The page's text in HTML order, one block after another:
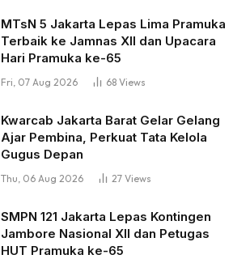
MTsN 5 Jakarta Lepas Lima Pramuka
Terbaik ke Jamnas XII dan Upacara
Hari Pramuka ke-65
Fri, 07 Aug 2026 68 Views
Kwarcab Jakarta Barat Gelar Gelang
Ajar Pembina, Perkuat Tata Kelola
Gugus Depan
Thu, 06 Aug 2026 27 Views
SMPN 121 Jakarta Lepas Kontingen
Jambore Nasional XII dan Petugas
HUT Pramuka ke-65